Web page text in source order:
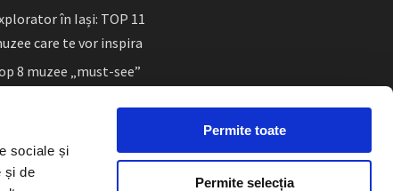
sociale și
și de
Permite toate
Permite selecția
în Iași: TOP 11
care te vor inspira
8 muzee „must-see”